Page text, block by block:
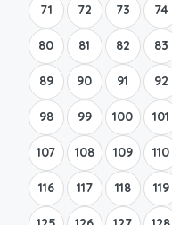
71 72 73 74
80 81 82 83
89 90 91 92
98 99 100 101
107 108 109 110
116 117 118 119